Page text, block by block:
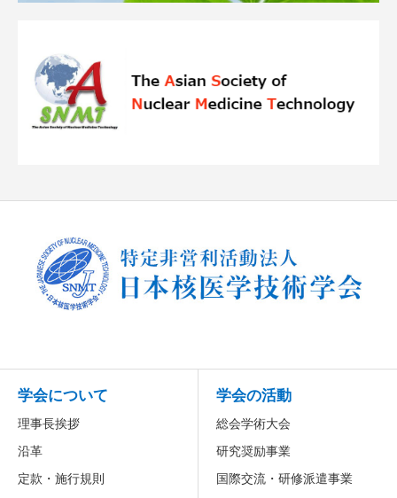
学会について
理事長挨拶
沿革
定款・施行規則
学会の活動
総会学術大会
研究奨励事業
国際交流・研修派遣事業